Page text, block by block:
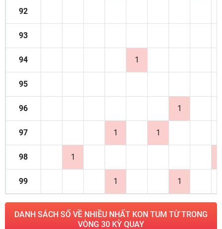
92
93
94 1
95
96 1
97 1 1
98 1
99 1 1
DANH SÁCH SỐ VỀ NHIỀU NHẤT KON TUM TỪ TRONG
VÒNG 30 KỲ QUAY